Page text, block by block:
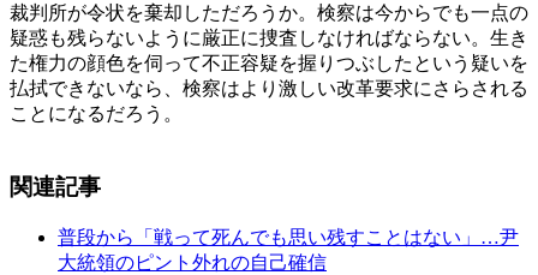
裁判所が令状を棄却しただろうか。検察は今からでも一点の
疑惑も残らないように厳正に捜査しなければならない。生き
た権力の顔色を伺って不正容疑を握りつぶしたという疑いを
払拭できないなら、検察はより激しい改革要求にさらされる
ことになるだろう。
関連記事
普段から「戦って死んでも思い残すことはない」…尹
大統領のピント外れの自己確信